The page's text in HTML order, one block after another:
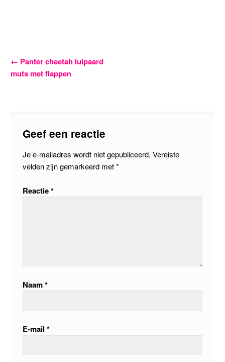
Bericht
← Panter cheetah luipaard
muts met flappen
Geef een reactie
Je e-mailadres wordt niet gepubliceerd. Vereiste
velden zijn gemarkeerd met*
Reactie*
Naam*
E-mail*